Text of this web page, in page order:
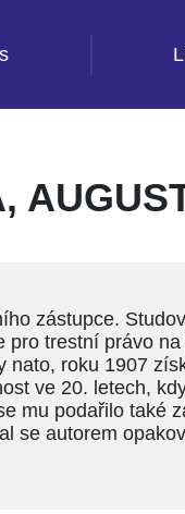
zástupce.
trestní právo
roku 1907
ve 20. letech,
mu podařilo také
se autorem